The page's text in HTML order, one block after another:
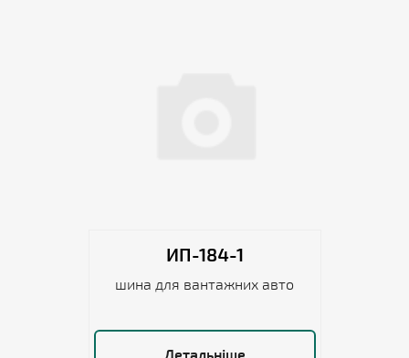
ИП-184-1
шина для вантажних авто
Детальніше